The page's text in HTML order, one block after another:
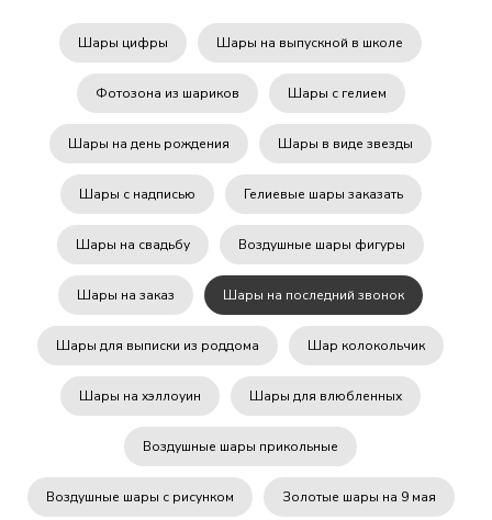
Шары цифры Шары на выпускной в школе
Фотозона из шариков Шары с гелием
Шары на день рождения Шары в виде звезды
Шары с надписью Гелиевые шары заказать
Шары на свадьбу Воздушные шары фигуры
Шары на заказ Шары на последний звонок
Шары для выписки из роддома Шар колокольчик
Шары на хэллоуин Шары для влюбленных
Воздушные шары прикольные
Воздушные шары с рисунком Золотые шары на 9 мая